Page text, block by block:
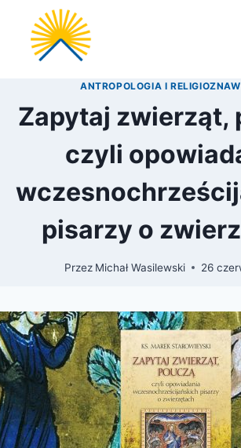
Przejdź
treści
ANTROPOLOGIA I
Zapytaj zwierząt,
czyli
pisarzy o
Przez Michał Wasilewski 26